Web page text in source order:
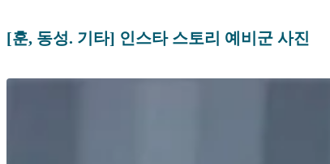
[훈, 동성. 기타] 인스타 스토리 예비군 사진